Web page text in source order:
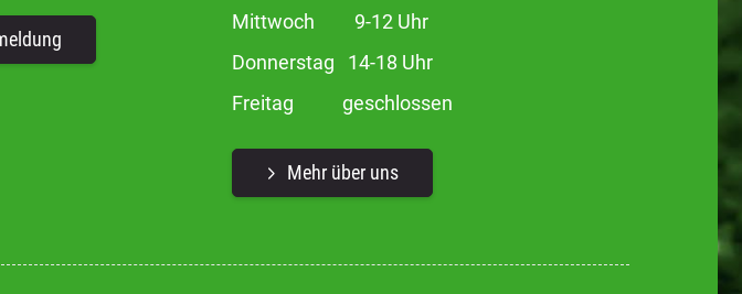
Mittwoch 9-12 Uhr
Donnerstag 14-18 Uhr
Freitag geschlossen
Mehr über uns